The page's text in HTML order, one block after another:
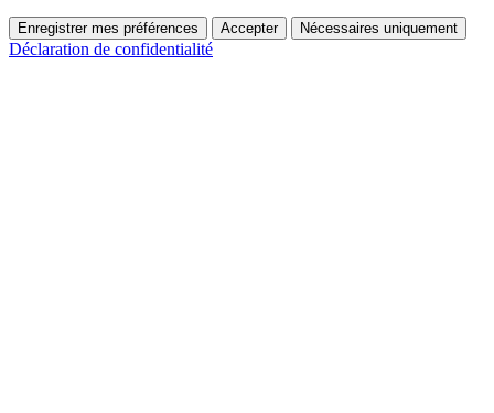
Enregistrer mes préférences Accepter Nécessaires uniquement
Déclaration de confidentialité